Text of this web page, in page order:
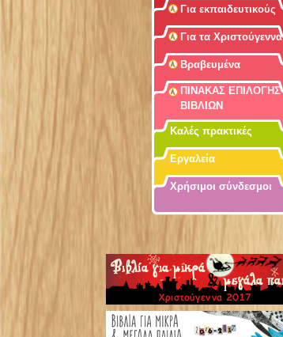
Για εκπαιδευτικούς
Για τα Χριστούγεννα
Βραβευμένα
ΠΙΝΑΚΑΣ ΕΠΙΛΟΓΗΣ
ΒΙΒΛΙΩΝ
Καλές πρακτικές
Εργαλεία
Χρήσιμοι σύνδεσμοι